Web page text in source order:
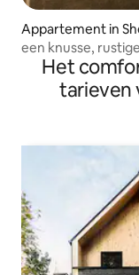
Appartement in
een knusse,
Het
tarieven